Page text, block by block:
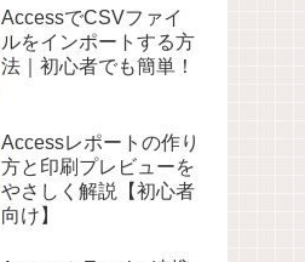
AccessでCSVファイ
ルをインポートする方
法｜初心者でも簡単！
Accessレポートの作り
方と印刷プレビューを
やさしく解説【初心者
向け】